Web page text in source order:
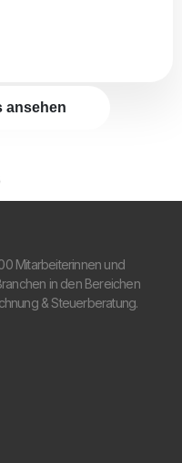
ansehen
Mitarbeiterinnen und
in den Bereichen
& Steuerberatung.